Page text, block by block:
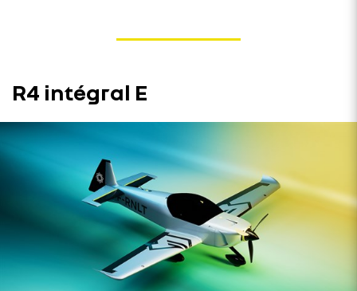
R4 intégral E